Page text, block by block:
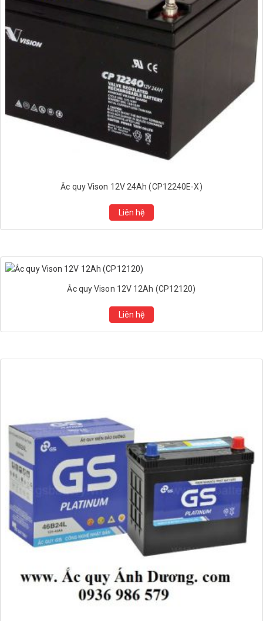
Ắc quy Vison 12V 24Ah (CP12240E-X)
Liên hệ
Ắc quy Vison 12V 12Ah (CP12120)
Liên hệ